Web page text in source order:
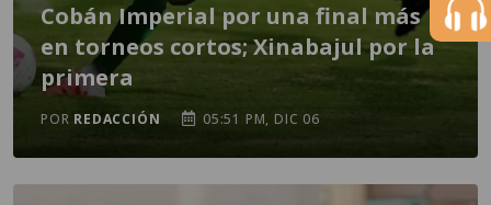
Cobán Imperial por una final más
en torneos cortos; Xinabajul por la
primera
POR REDACCIÓN 05:51 PM, DIC 06